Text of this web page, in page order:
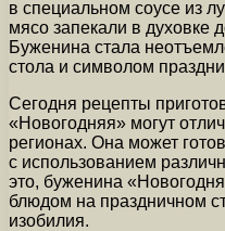
в специальном соусе из
мясо запекали в духовке
Буженина стала
стола и символом
Сегодня рецепты
«Новогодняя» могут
регионах. Она может
с использованием
это, буженина
блюдом на праздничном
изобилия.